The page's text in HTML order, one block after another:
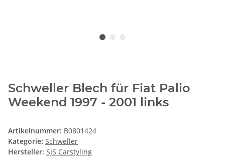
Schweller Blech für Fiat Palio
Weekend 1997 - 2001 links
Artikelnummer: B0801424
Kategorie: Schweller
Hersteller: SJS Carstyling